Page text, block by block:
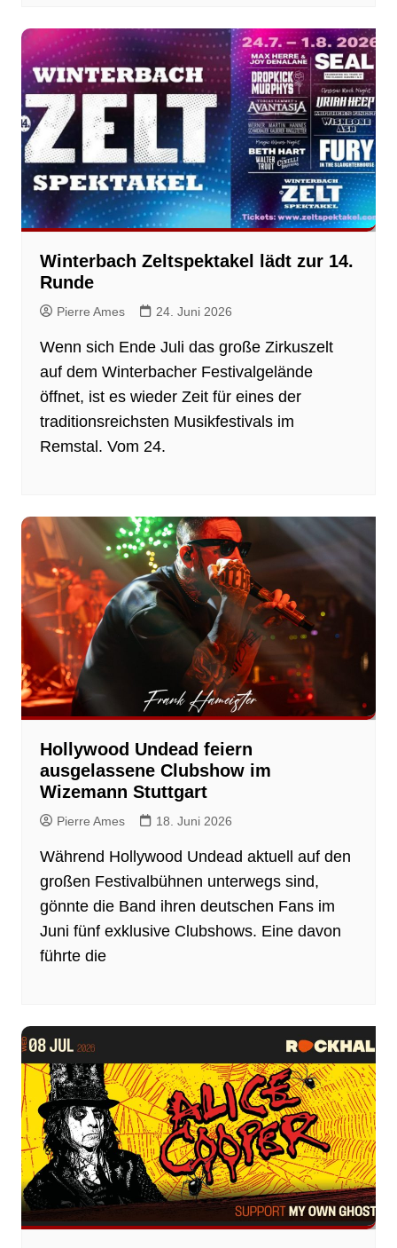
Winterbach Zeltspektakel lädt zur 14.
Runde
Pierre Ames 24. Juni 2026
Wenn sich Ende Juli das große Zirkuszelt
auf dem Winterbacher Festivalgelände
öffnet, ist es wieder Zeit für eines der
traditionsreichsten Musikfestivals im
Remstal. Vom 24.
Hollywood Undead feiern
ausgelassene Clubshow im
Wizemann Stuttgart
Pierre Ames 18. Juni 2026
Während Hollywood Undead aktuell auf den
großen Festivalbühnen unterwegs sind,
gönnte die Band ihren deutschen Fans im
Juni fünf exklusive Clubshows. Eine davon
führte die